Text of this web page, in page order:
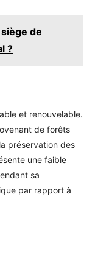
de
?
et renouvelable.
de forêts
préservation des
une faible
sa
par rapport à